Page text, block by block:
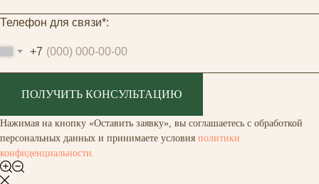
Телефон для связи*:
+7
ПОЛУЧИТЬ КОНСУЛЬТАЦИЮ
Нажимая на кнопку «Оставить заявку», вы соглашаетесь с обработкой
персональных данных и принимаете условия политики
конфиденциальности.